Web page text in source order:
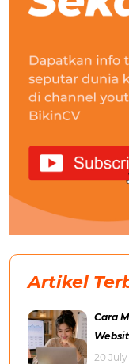
Artikel
Cara
20